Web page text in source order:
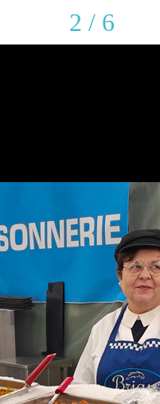
2 / 6